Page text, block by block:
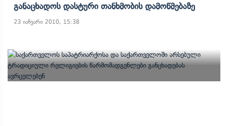
Განაცხადოს Დასტური Თანხმობის Დამოწმებაზე
23 იანვარი 2010, 15:38